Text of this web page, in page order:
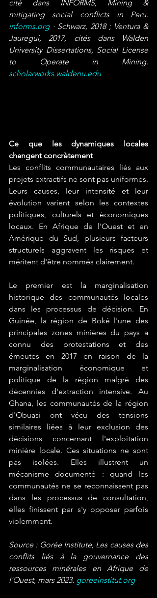
cité dans INFORMS, Mining &
informs.org · Schwarz, 2018 ; Ventura &
Jauregui, 2017, cités dans Walden
University Dissertations, Social License
scholarworks.waldenu.edu
Ce que les dynamiques locales
changent concrètement
Les conflits communautaires liés aux
projets extractifs ne sont pas uniformes.
Leurs causes, leur intensité et leur
évolution varient selon les contextes
politiques, culturels et économiques
locaux. En Afrique de l'Ouest et en
Amérique du Sud, plusieurs facteurs
structurels aggravent les risques et
méritent d'être nommés clairement.
Le premier est la marginalisation
historique des communautés locales
dans les processus de décision. En
Guinée, la région de Boké l'une des
principales zones minières du pays a
connu des protestations et des
émeutes en 2017 en raison de la
marginalisation économique et
politique de la région malgré des
décennies d'extraction intensive. Au
Ghana, les communautés de la région
d'Obuasi ont vécu des tensions
similaires liées à leur exclusion des
décisions concernant l'exploitation
minière locale. Ces situations ne sont
pas isolées. Elles illustrent un
mécanisme documenté : quand les
communautés ne se reconnaissent pas
dans les processus de consultation,
elles finissent par s'y opposer parfois
violemment.
Source : Gorée Institute, Les causes des
conflits liés à la gouvernance des
ressources minérales en Afrique de
l'Ouest, mars 2023. goreeinstitut.org